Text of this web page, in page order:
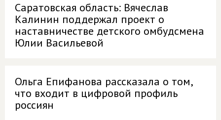
Саратовская область: Вячеслав
Калинин поддержал проект о
наставничестве детского омбудсмена
Юлии Васильевой
Ольга Епифанова рассказала о том,
что входит в цифровой профиль
россиян